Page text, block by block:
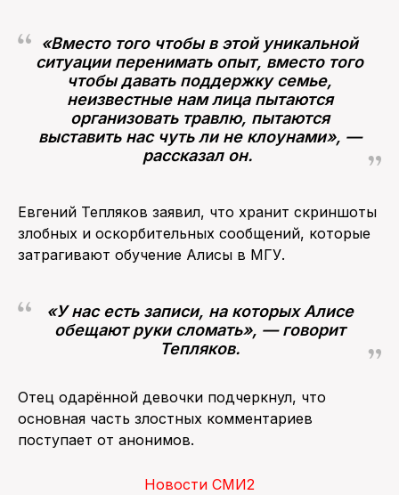
«Вместо того чтобы в этой уникальной
ситуации перенимать опыт, вместо того
чтобы давать поддержку семье,
неизвестные нам лица пытаются
организовать травлю, пытаются
выставить нас чуть ли не клоунами», —
рассказал он.
Евгений Тепляков заявил, что хранит скриншоты
злобных и оскорбительных сообщений, которые
затрагивают обучение Алисы в МГУ.
«У нас есть записи, на которых Алисе
обещают руки сломать», — говорит
Тепляков.
Отец одарённой девочки подчеркнул, что
основная часть злостных комментариев
поступает от анонимов.
Новости СМИ2